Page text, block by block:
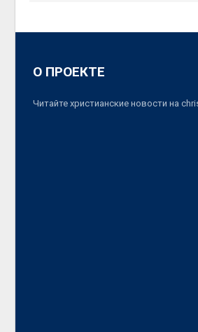
О ПРОЕКТЕ
Читайте христианские новости на